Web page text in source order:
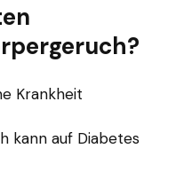
Krankheit
kann auf Diabetes